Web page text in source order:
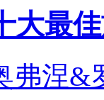
大最
弗涅&